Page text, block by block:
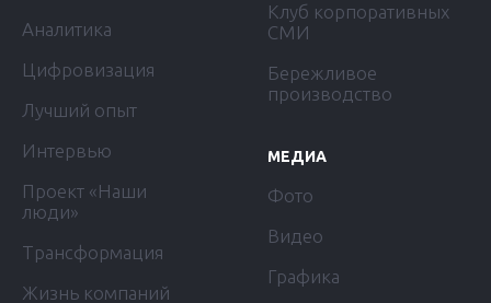
Аналитика
Цифровизация
Лучший опыт
Интервью
Проект «Наши
люди»
Трансформация
Жизнь компаний
Клуб корпоративных
СМИ
Бережливое
производство
МЕДИА
Фото
Видео
Графика